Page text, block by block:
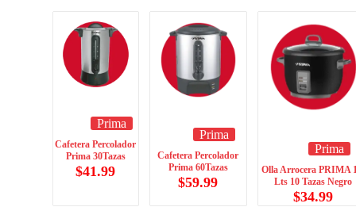
Prima
Cafetera Percolador
Prima 30Tazas
$41.99
Prima
Cafetera Percolador
Prima 60Tazas
$59.99
Prima
Olla Arrocera PRIMA
Lts 10 Tazas Negro
$34.99